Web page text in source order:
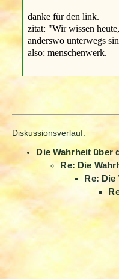
danke für den link.
zitat: "Wir wissen
anderswo unterwegs
also: menschenwerk.
Diskussionsverlauf:
Die Wahrheit über
Re: Die
Re: Die